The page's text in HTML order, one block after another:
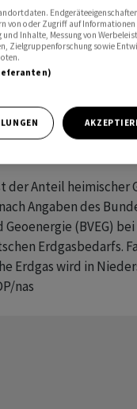
machen aktuell
der
werden, hiess es. Das
2026/2027 zur
der Anteil heimischer
Angaben des
Geoenergie (BVEG)
Erdgasbedarfs.
Erdgas wird in
nas
von oder Zugriff auf Informationen
und Inhalte, Messung von
Zielgruppenforschung sowie